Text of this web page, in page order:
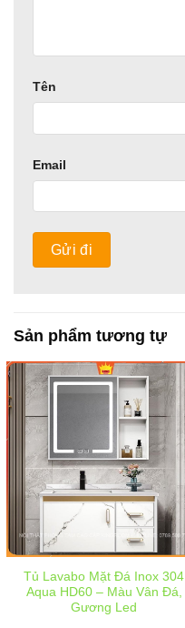
Tên
Email
Sản phẩm tương tự
Tủ Lavabo Mặt Đá Inox 304
Aqua HD60 – Màu Vân Đá,
Gương Led